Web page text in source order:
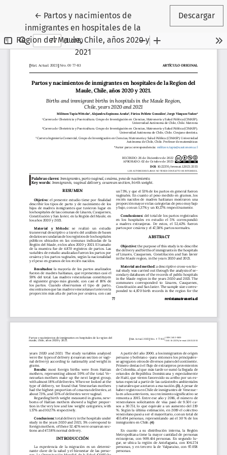
← Volver a los detalles del artículo
Partos y nacimientos de
inmigrantes en hospitales de la
Region del Maule, Chile, años 2020 y
2021
Descargar